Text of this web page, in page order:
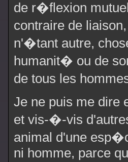
de r�flexion
contraire de
n'�tant autre,
humanit� ou de
de tous les
Je ne puis me dire
et vis-�-vis
animal d'une
ni homme, parce